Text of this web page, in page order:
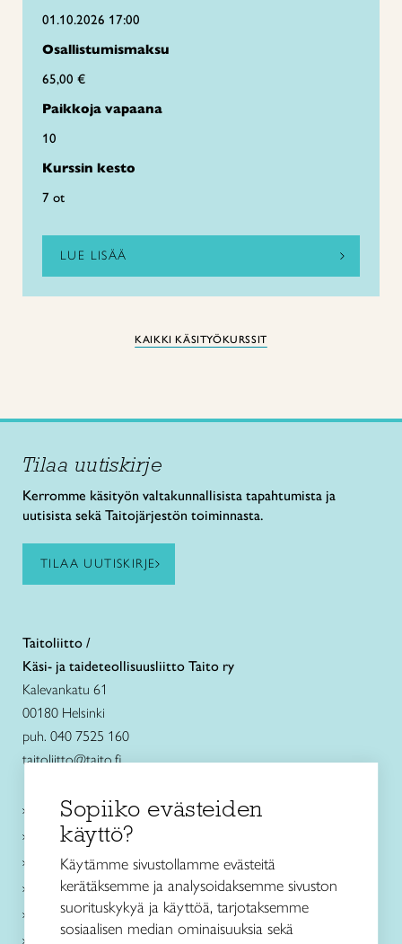
01.10.2026 17:00
Osallistumismaksu
65,00 €
Paikkoja vapaana
10
Kurssin kesto
7 ot
LUE LISÄÄ
KAIKKI KÄSITYÖKURSSIT
Tilaa uutiskirje
Kerromme käsityön valtakunnallisista tapahtumista ja
uutisista sekä Taitojärjestön toiminnasta.
TILAA UUTISKIRJE
Taitoliitto /
Käsi- ja taideteollisuusliitto Taito ry
Kalevankatu 61
00180 Helsinki
puh. 040 7525 160
taitoliitto@taito.fi
Käsityökurssit ja koulutus
Ajankohtaista
Käsityöohjeet
Me olemme Taito
Paikallinen toiminta
Verkkokaupat
Sopiiko evästeiden
käyttö?
Käytämme sivustollamme evästeitä
kerätäksemme ja analysoidaksemme sivuston
suorituskykyä ja käyttöä, tarjotaksemme
sosiaalisen median ominaisuuksia sekä